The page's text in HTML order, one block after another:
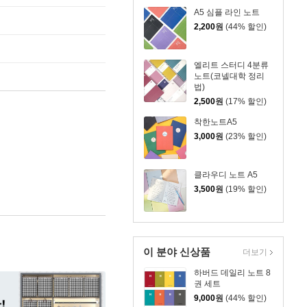
A5 심플 라인 노트
2,200원 (44% 할인)
엘리트 스터디 4분류
노트(코넬대학 정리
법)
2,500원 (17% 할인)
착한노트A5
3,000원 (23% 할인)
클라우디 노트 A5
3,500원 (19% 할인)
이 분야 신상품
하버드 데일리 노트 8
권 세트
9,000원 (44% 할인)
더보기